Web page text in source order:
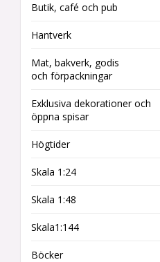
Butik, café och pub
Hantverk
Mat, bakverk, godis
och förpackningar
Exklusiva dekorationer och
öppna spisar
Högtider
Skala 1:24
Skala 1:48
Skala1:144
Böcker